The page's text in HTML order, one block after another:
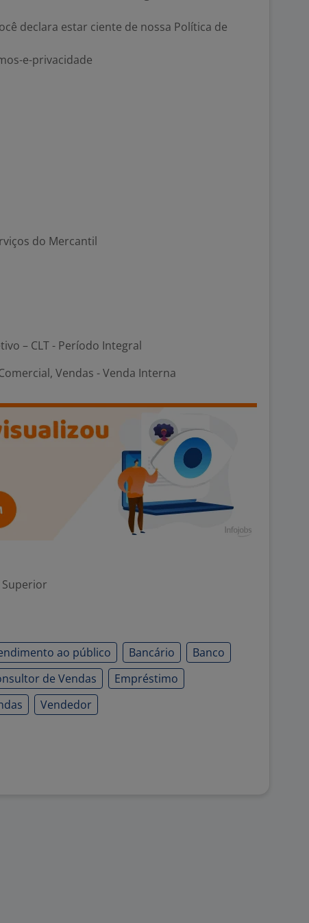
declara estar ciente de nossa Política de
e-privacidade
do Mercantil
– CLT - Período Integral
Vendas - Venda Interna
ao público Bancário
Banco
de Vendas
Empréstimo
Vendedor